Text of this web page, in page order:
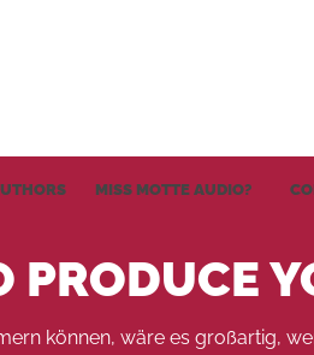
MISS MOTTE AUDIO?
PRODUCE
können, wäre es großartig,